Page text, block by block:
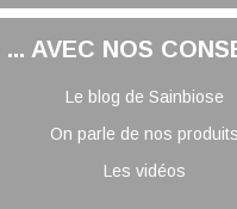
... AVEC NOS
Le blog de Sainbiose
On parle de nos produits
Les vidéos